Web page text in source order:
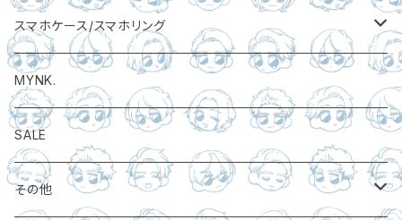
サコッシュ
スマホケース/スマホリング
スマホケース
スマホリング
MYNK.
SALE
その他